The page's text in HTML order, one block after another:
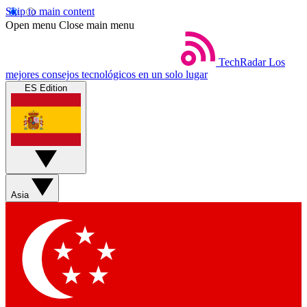
Skip to main content
Open menu Close main menu
TechRadar Los
mejores consejos tecnológicos en un solo lugar
ES Edition
Asia